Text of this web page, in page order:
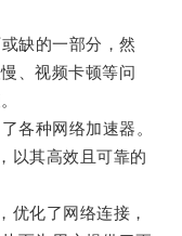
缺的一部分，然
、视频卡顿等问
种网络加速器。
其高效且可靠的
化了网络连接，